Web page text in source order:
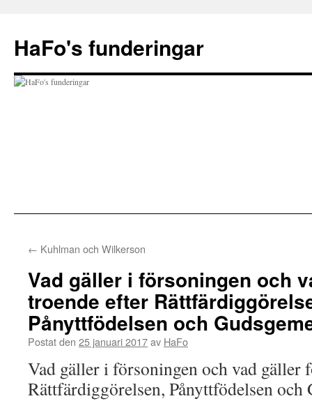
innehåll
HaFo's funderingar
← Kuhlman och Wilkerson
Vad gäller i försoningen och
troende efter
Pånyttfödelsen och
Postat den 25 januari 2017av HaFo
Vad gäller i försoningen och vad gäller
Rättfärdiggörelsen, Pånyttfödelsen och